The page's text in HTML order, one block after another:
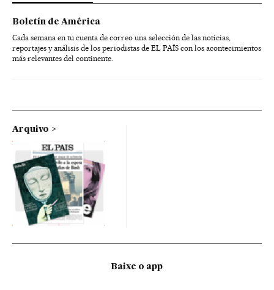
Boletín de América
Cada semana en tu cuenta de correo una selección de las noticias,
reportajes y análisis de los periodistas de EL PAÍS con los acontecimientos
más relevantes del continente.
Arquivo
Baixe o app